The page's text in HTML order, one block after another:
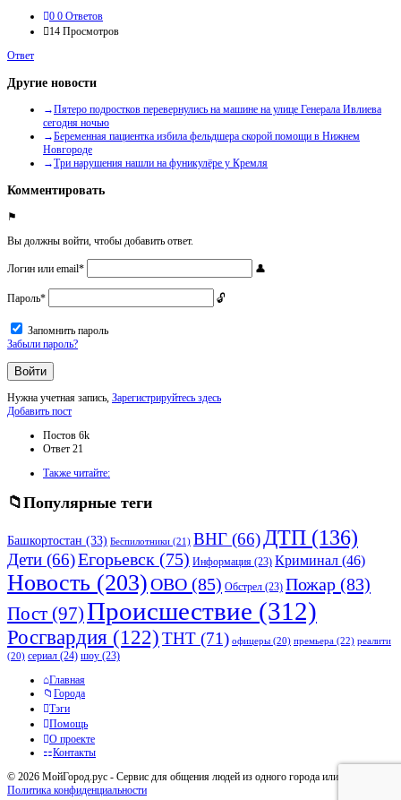
0 0 Ответов
14 Просмотров
Ответ
Другие новости
Пятеро подростков перевернулись на машине на улице Генерала Ивлиева
сегодня ночью
Беременная пациентка избила фельдшера скорой помощи в Нижнем
Новгороде
Три нарушения нашли на фуникулёре у Кремля
Комментировать
Вы должны войти, чтобы добавить ответ.
Логин или email*
Пароль*
Запомнить пароль
Забыли пароль?
Нужна учетная запись, Зарегистрируйтесь здесь
Боковая
Добавить пост
Статистика
Постов 6k
Ответ 21
Также читайте:
Популярные теги
Башкортостан (33) Беспилотники (21) ВНГ (66) ДТП (136)
Дети (66)Егорьевск (75) Информация (23) Криминал (46)
Новость (203)ОВО (85) Обстрел (23) Пожар (83)
Пост (97)Происшествие (312)
Росгвардия (122)ТНТ (71) офицеры (20) премьера (22) реалити
(20) сериал (24) шоу (23)
Исследовать
Главная
Города
Тэги
Помощь
О проекте
Контакты
© 2026 МойГород.рус - Cервис для общения людей из одного города или района
Политика конфиденциальности